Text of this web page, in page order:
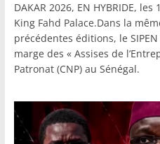
DAKAR 2026, EN HYBRIDE,
King Fahd Palace.Dans la
précédentes éditions, le
marge des « Assises de
Patronat (CNP) au Sénégal.